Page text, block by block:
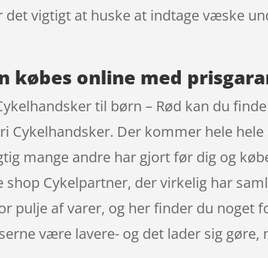
det vigtigt at huske at indtage væske
købes online med
til børn – Rød kan du
Cykelhandsker. Der kommer hele
mange andre har gjort før dig og
shop Cykelpartner, der virkelig har
pulje af varer, og her finder du
være lavere- og det lader sig